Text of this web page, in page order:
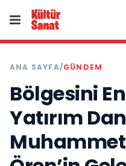
ANA SAYFA/GÜNDEM
Bölgesini
Yatırım